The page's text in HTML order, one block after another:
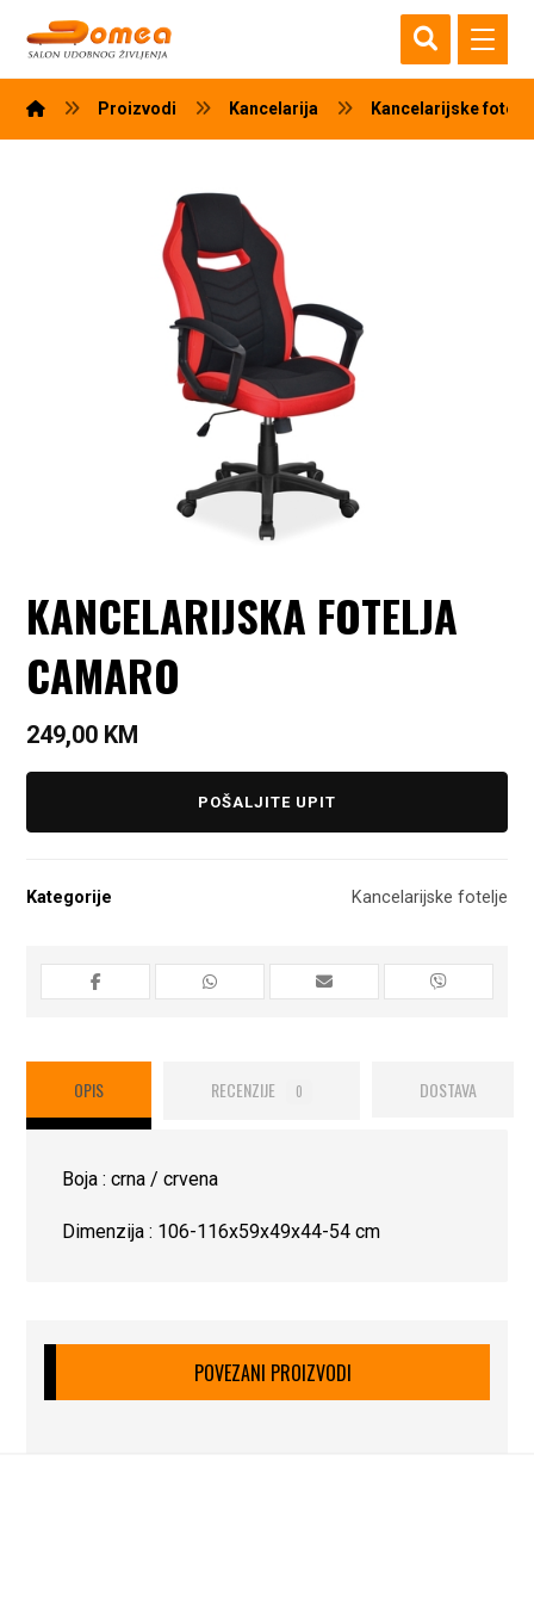
Proizvodi Kancelarija Kancelarijske fotelje
KANCELARIJSKA FOTELJA
CAMARO
249,00 KM
POŠALJITE UPIT
Kategorije Kancelarijske fotelje
OPIS RECENZIJE 0 DOSTAVA
Boja : crna / crvena
Dimenzija : 106-116x59x49x44-54 cm
POVEZANI PROIZVODI